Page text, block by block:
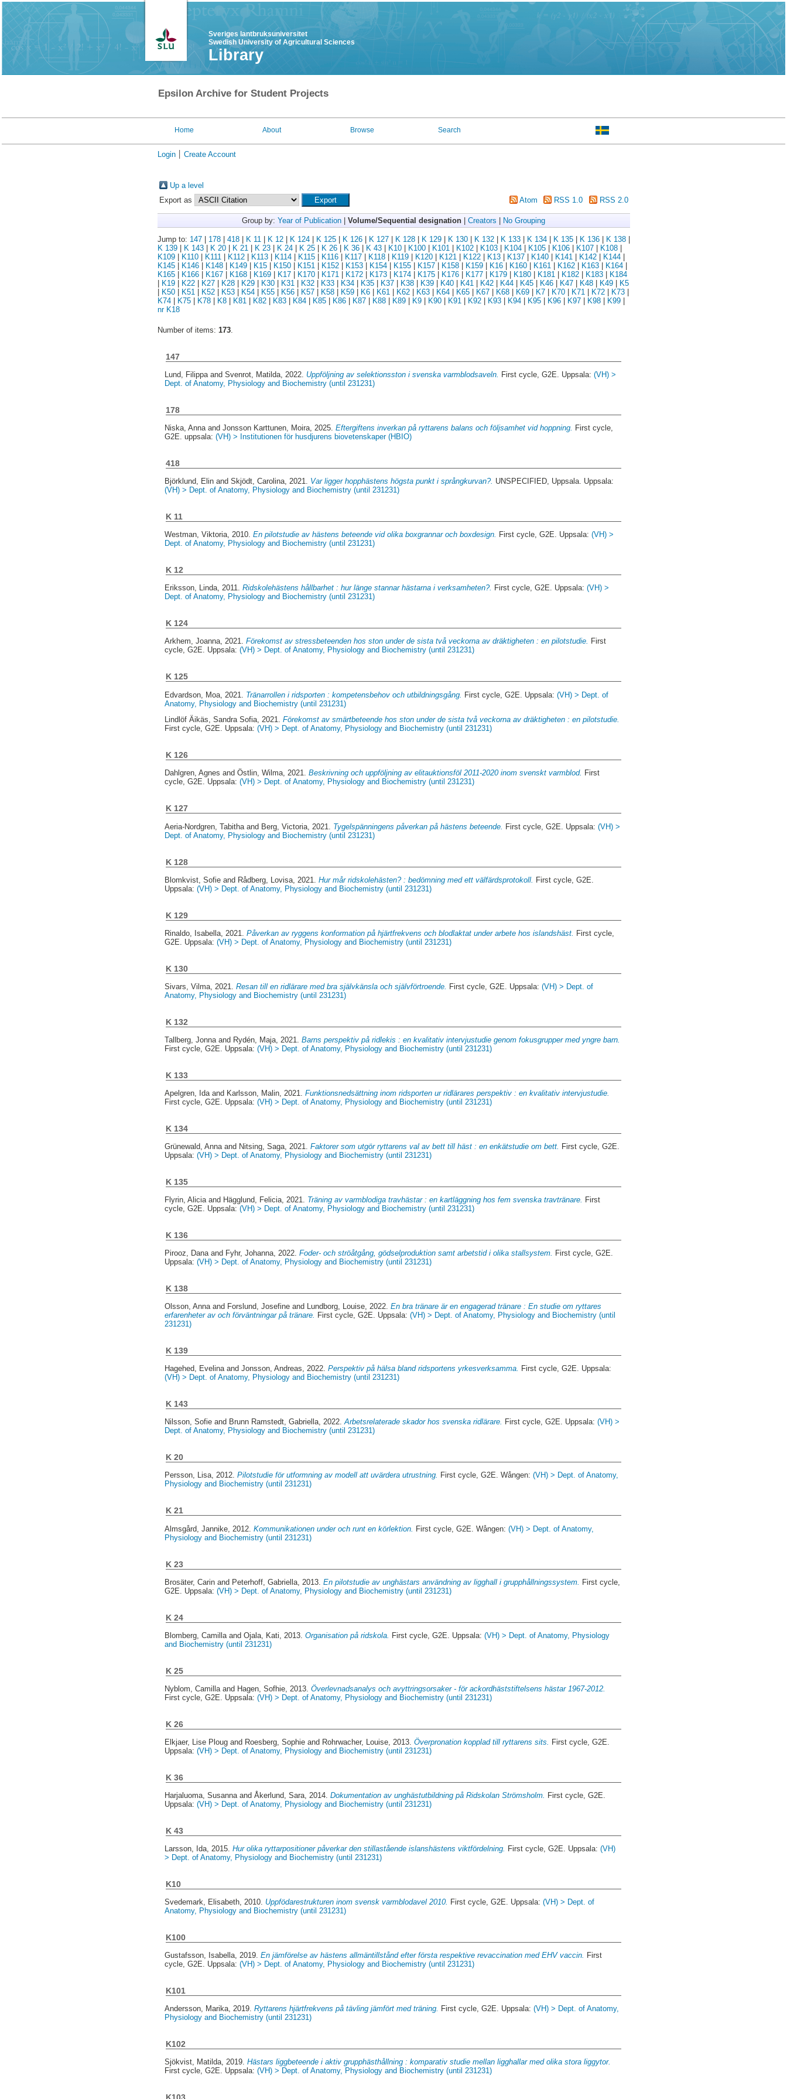
Sveriges lantbruksuniversitet
Swedish University of Agricultural Sciences
Library
Epsilon Archive for Student Projects
Home About Browse Search
Login Create Account
Up a level
Export as
Atom RSS 1.0 RSS 2.0
Group by: Year of Publication Volume/Sequential designation Creators No Grouping
Jump to: 147| 178| 418| K 11| K 12| K 124| K 125| K 126| K 127| K 128| K 129| K 130| K 132| K 133| K 134| K 135| K 136| K 138|
K 139| K 143| K 20| K 21| K 23| K 24| K 25| K 26| K 36| K 43| K10| K100| K101| K102| K103| K104| K105| K106| K107| K108|
K109| K110| K111| K112| K113| K114| K115| K116| K117| K118| K119| K120| K121| K122| K13| K137| K140| K141| K142| K144|
K145| K146| K148| K149| K15| K150| K151| K152| K153| K154| K155| K157| K158| K159| K16| K160| K161| K162| K163| K164|
K165| K166| K167| K168| K169| K17| K170| K171| K172| K173| K174| K175| K176| K177| K179| K180| K181| K182| K183|
K184
K19| K22| K27| K28| K29| K30| K31| K32| K33| K34| K35| K37| K38| K39| K40| K41| K42| K44| K45| K46| K47| K48| K49|
K5
K50| K51| K52| K53| K54| K55| K56| K57| K58| K59| K6| K61| K62| K63| K64| K65| K67| K68| K69| K7| K70| K71| K72| K73|
K74| K75| K78| K8| K81| K82| K83| K84| K85| K86| K87| K88| K89| K9| K90| K91| K92| K93| K94| K95| K96| K97| K98| K99|
nr K18
Number of items: 173.
147
Lund, FilippaandSvenrot, Matilda, 2022. Uppföljning av selektionsston i svenska varmblodsaveln. First cycle, G2E. Uppsala:(VH) >
Dept. of Anatomy, Physiology and Biochemistry (until 231231)
178
Niska, AnnaandJonsson Karttunen, Moira, 2025.Eftergiftens inverkan på ryttarens balans och följsamhet vid hoppning. First cycle,
G2E. uppsala:(VH) > Institutionen för husdjurens biovetenskaper (HBIO)
418
Björklund, Elin andSkjödt, Carolina, 2021. Var ligger hopphästens högsta punkt i språngkurvan?. UNSPECIFIED, Uppsala. Uppsala:
(VH) > Dept. of Anatomy, Physiology and Biochemistry (until 231231)
K 11
Westman, Viktoria, 2010.En pilotstudie av hästens beteende vid olika boxgrannar och boxdesign. First cycle, G2E. Uppsala:(VH) >
Dept. of Anatomy, Physiology and Biochemistry (until 231231)
K 12
Eriksson, Linda, 2011.Ridskolehästens hållbarhet : hur länge stannar hästarna i verksamheten?. First cycle, G2E. Uppsala:(VH) >
Dept. of Anatomy, Physiology and Biochemistry (until 231231)
K 124
Arkhem, Joanna, 2021.Förekomst av stressbeteenden hos ston under de sista två veckorna av dräktigheten : en pilotstudie. First
cycle, G2E. Uppsala:(VH) > Dept. of Anatomy, Physiology and Biochemistry (until 231231)
K 125
Edvardson, Moa , 2021. Tränarrollen i ridsporten : kompetensbehov och utbildningsgång. First cycle, G2E. Uppsala:(VH) > Dept. of
Anatomy, Physiology and Biochemistry (until 231231)
Lindlöf Äikäs, Sandra Sofia, 2021.Förekomst av smärtbeteende hos ston under de sista två veckorna av dräktigheten : en pilotstudie.
First cycle, G2E. Uppsala:(VH) > Dept. of Anatomy, Physiology and Biochemistry (until 231231)
K 126
Dahlgren, Agnes andÖstlin, Wilma, 2021.Beskrivning och uppföljning av elitauktionsföl 2011-2020 inom svenskt varmblod. First
cycle, G2E. Uppsala:(VH) > Dept. of Anatomy, Physiology and Biochemistry (until 231231)
K 127
Aeria-Nordgren, Tabitha and Berg, Victoria , 2021. Tygelspänningens påverkan på hästens beteende. First cycle, G2E. Uppsala:(VH) >
Dept. of Anatomy, Physiology and Biochemistry (until 231231)
K 128
Blomkvist, Sofie and Rådberg, Lovisa , 2021.Hur mår ridskolehästen? : bedömning med ett välfärdsprotokoll. First cycle, G2E.
Uppsala:(VH) > Dept. of Anatomy, Physiology and Biochemistry (until 231231)
K 129
Rinaldo, Isabella , 2021.Påverkan av ryggens konformation på hjärtfrekvens och blodlaktat under arbete hos islandshäst. First cycle,
G2E. Uppsala:(VH) > Dept. of Anatomy, Physiology and Biochemistry (until 231231)
K 130
Sivars, Vilma , 2021.Resan till en ridlärare med bra självkänsla och självförtroende. First cycle, G2E. Uppsala:(VH) > Dept. of
Anatomy, Physiology and Biochemistry (until 231231)
K 132
Tallberg, Jonna and Rydén, Maja , 2021.Barns perspektiv på ridlekis : en kvalitativ intervjustudie genom fokusgrupper med yngre barn.
First cycle, G2E. Uppsala:(VH) > Dept. of Anatomy, Physiology and Biochemistry (until 231231)
K 133
Apelgren, Ida and Karlsson, Malin , 2021.Funktionsnedsättning inom ridsporten ur ridlärares perspektiv : en kvalitativ intervjustudie.
First cycle, G2E. Uppsala:(VH) > Dept. of Anatomy, Physiology and Biochemistry (until 231231)
K 134
Grünewald, Anna and Nitsing, Saga , 2021.Faktorer som utgör ryttarens val av bett till häst : en enkätstudie om bett.
First cycle, G2E.
Uppsala:(VH) > Dept. of Anatomy, Physiology and Biochemistry (until 231231)
K 135
Flyrin, Aliciaand Hägglund, Felicia, 2021. Träning av varmblodiga travhästar : en kartläggning hos fem svenska travtränare. First
cycle, G2E. Uppsala:(VH) > Dept. of Anatomy, Physiology and Biochemistry (until 231231)
K 136
Pirooz, Danaand Fyhr, Johanna, 2022.Foder- och ströåtgång, gödselproduktion samt arbetstid i olika stallsystem. First cycle, G2E.
Uppsala:(VH) > Dept. of Anatomy, Physiology and Biochemistry (until 231231)
K 138
Olsson, Annaand Forslund, Josefine and Lundborg, Louise, 2022.En bra tränare är en engagerad tränare : En studie om ryttares
erfarenheter av och förväntningar på tränare. First cycle, G2E. Uppsala:(VH) > Dept. of Anatomy, Physiology and Biochemistry (until
231231)
K 139
Hagehed, EvelinaandJonsson, Andreas, 2022.Perspektiv på hälsa bland ridsportens yrkesverksamma. First cycle, G2E. Uppsala:
(VH) > Dept. of Anatomy, Physiology and Biochemistry (until 231231)
K 143
Nilsson, Sofie and Brunn Ramstedt, Gabriella, 2022.Arbetsrelaterade skador hos svenska ridlärare. First cycle, G2E. Uppsala:(VH) >
Dept. of Anatomy, Physiology and Biochemistry (until 231231)
K 20
Persson, Lisa, 2012.Pilotstudie för utformning av modell att uvärdera utrustning. First cycle, G2E. Wången:(VH) > Dept. of Anatomy,
Physiology and Biochemistry (until 231231)
K 21
Almsgård, Jannike , 2012.Kommunikationen under och runt en körlektion. First cycle, G2E. Wången:(VH) > Dept. of Anatomy,
Physiology and Biochemistry (until 231231)
K 23
Brosäter, Carin and Peterhoff, Gabriella , 2013.En pilotstudie av unghästars användning av ligghall i grupphållningssystem. First cycle,
G2E. Uppsala:(VH) > Dept. of Anatomy, Physiology and Biochemistry (until 231231)
K 24
Blomberg, Camilla andOjala, Kati , 2013.Organisation på ridskola. First cycle, G2E. Uppsala:(VH) > Dept. of Anatomy, Physiology
and Biochemistry (until 231231)
K 25
Nyblom, Camilla and Hagen, Sofhie , 2013.Överlevnadsanalys och avyttringsorsaker - för ackordhäststiftelsens hästar 1967-2012.
First cycle, G2E. Uppsala:(VH) > Dept. of Anatomy, Physiology and Biochemistry (until 231231)
K 26
Elkjaer, Lise Ploug and Roesberg, Sophie and Rohrwacher, Louise , 2013.Överpronation kopplad till ryttarens sits.
First cycle, G2E.
Uppsala:(VH) > Dept. of Anatomy, Physiology and Biochemistry (until 231231)
K 36
Harjaluoma, Susanna andÅkerlund, Sara , 2014.Dokumentation av unghästutbildning på Ridskolan Strömsholm.
First cycle, G2E.
Uppsala:(VH) > Dept. of Anatomy, Physiology and Biochemistry (until 231231)
K 43
Larsson, Ida , 2015.Hur olika ryttarpositioner påverkar den stillastående islanshästens viktfördelning. First cycle, G2E. Uppsala:(VH)
> Dept. of Anatomy, Physiology and Biochemistry (until 231231)
K10
Svedemark, Elisabeth, 2010. Uppfödarestrukturen inom svensk varmblodavel 2010. First cycle, G2E. Uppsala:(VH) > Dept. of
Anatomy, Physiology and Biochemistry (until 231231)
K100
Gustafsson, Isabella, 2019.En jämförelse av hästens allmäntillstånd efter första respektive revaccination med EHV vaccin. First
cycle, G2E. Uppsala:(VH) > Dept. of Anatomy, Physiology and Biochemistry (until 231231)
K101
Andersson, Marika, 2019.Ryttarens hjärtfrekvens på tävling jämfört med träning. First cycle, G2E. Uppsala:(VH) > Dept. of Anatomy,
Physiology and Biochemistry (until 231231)
K102
Sjökvist, Matilda, 2019.Hästars liggbeteende i aktiv grupphästhållning : komparativ studie mellan ligghallar med olika stora liggytor.
First cycle, G2E. Uppsala:(VH) > Dept. of Anatomy, Physiology and Biochemistry (until 231231)